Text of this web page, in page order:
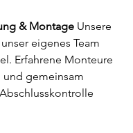
& Montage Unsere
eigenes Team
Erfahrene Monteure
und gemeinsam